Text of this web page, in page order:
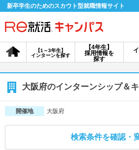
新卒学生のためのスカウト型就職情報サイト
【4年生】
採用情報を
探す
【1～3年生】
インターンを探す
会員登録
会員ID・パ
探す
【4年生】
大阪府のインターンシップ＆
開催地 大阪府
検索条件を確認・